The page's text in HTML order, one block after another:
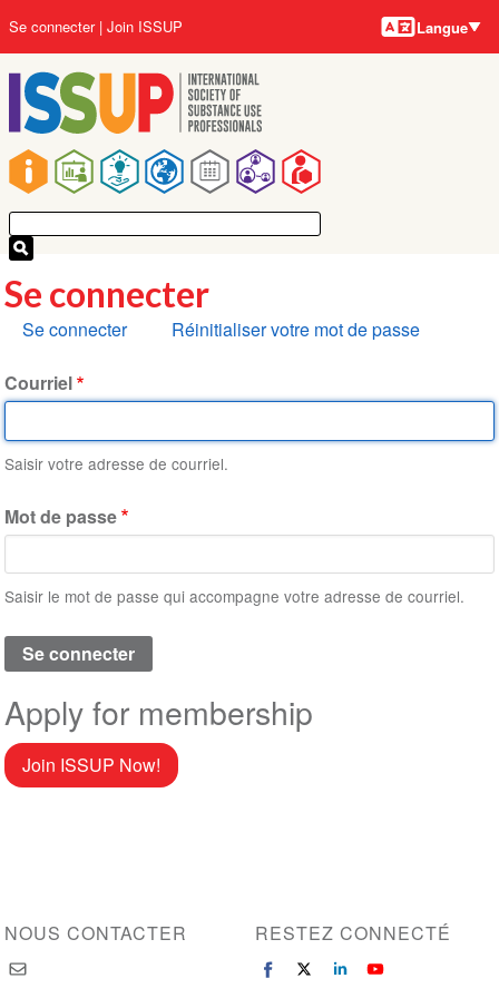
au
contenu
principal
Main
navigation
User
account
menu
Se connecter Join ISSUP Langues
Langue
Se connecter
Onglets
Se connecter Réinitialiser votre mot de passe
Courriel
Saisir votre adresse de courriel.
Mot de passe
Saisir le mot de passe qui accompagne votre adresse de courriel.
Apply for membership
Join ISSUP Now!
NOUS CONTACTER RESTEZ CONNECTÉ